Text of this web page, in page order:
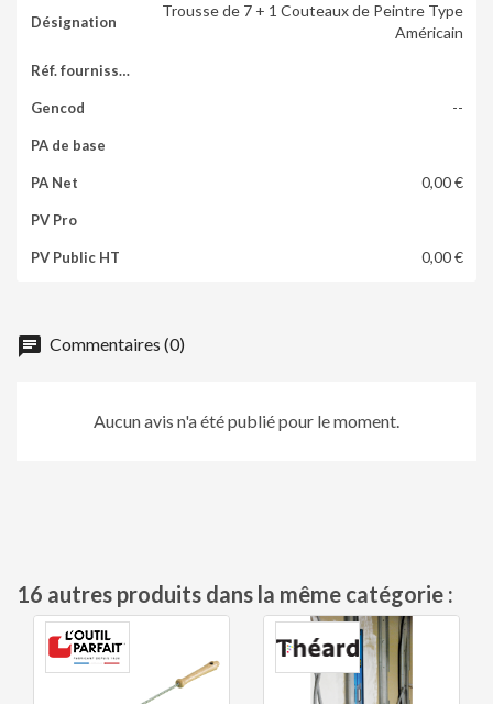
Trousse de 7 + 1 Couteaux de Peintre Type
Américain
--
0,00 €
0,00 €
chat Commentaires (0)
Aucun avis n'a été publié pour le moment.
16 autres produits dans la même catégorie :